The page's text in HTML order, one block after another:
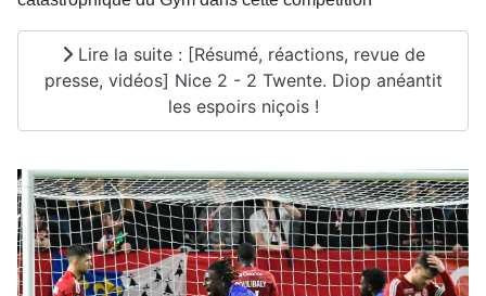
Lire la suite : [Résumé, réactions, revue de
presse, vidéos] Nice 2 - 2 Twente. Diop anéantit
les espoirs niçois !